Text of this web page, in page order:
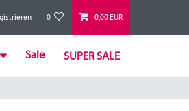
0 0,00 EUR
Sale SUPER SALE